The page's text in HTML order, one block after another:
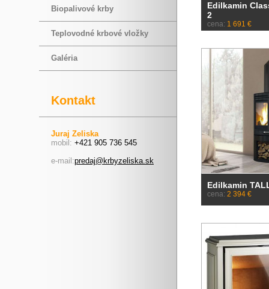
Biopalivové krby
Teplovodné krbové vložky
Galéria
Kontakt
Juraj Zeliska
mobil: +421 905 736 545
e-mail:predaj@krbyzeliska.sk
Edilkamin
2
cena: 1 691 €
Edilkamin
cena: 2 394 €